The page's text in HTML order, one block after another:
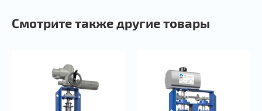
Смотрите также другие товары